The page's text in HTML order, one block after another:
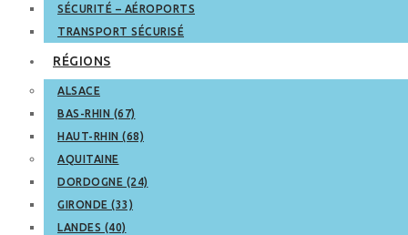
SÉCURITÉ – AÉROPORTS
TRANSPORT SÉCURISÉ
RÉGIONS
ALSACE
BAS-RHIN (67)
HAUT-RHIN (68)
AQUITAINE
DORDOGNE (24)
GIRONDE (33)
LANDES (40)